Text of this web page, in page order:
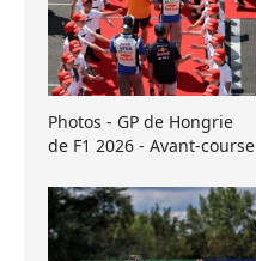
Photos - GP de Hongrie
de F1 2026 - Avant-course